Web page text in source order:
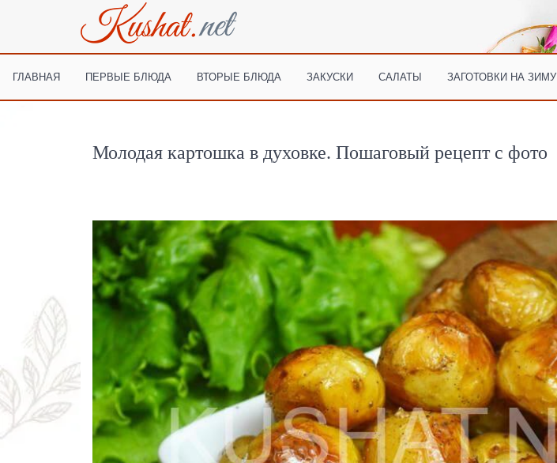
ГЛАВНАЯ ПЕРВЫЕ БЛЮДА ВТОРЫЕ БЛЮДА ЗАКУСКИ САЛАТЫ ЗАГОТОВКИ НА ЗИМУ
Молодая картошка в духовке. Пошаговый рецепт с фото